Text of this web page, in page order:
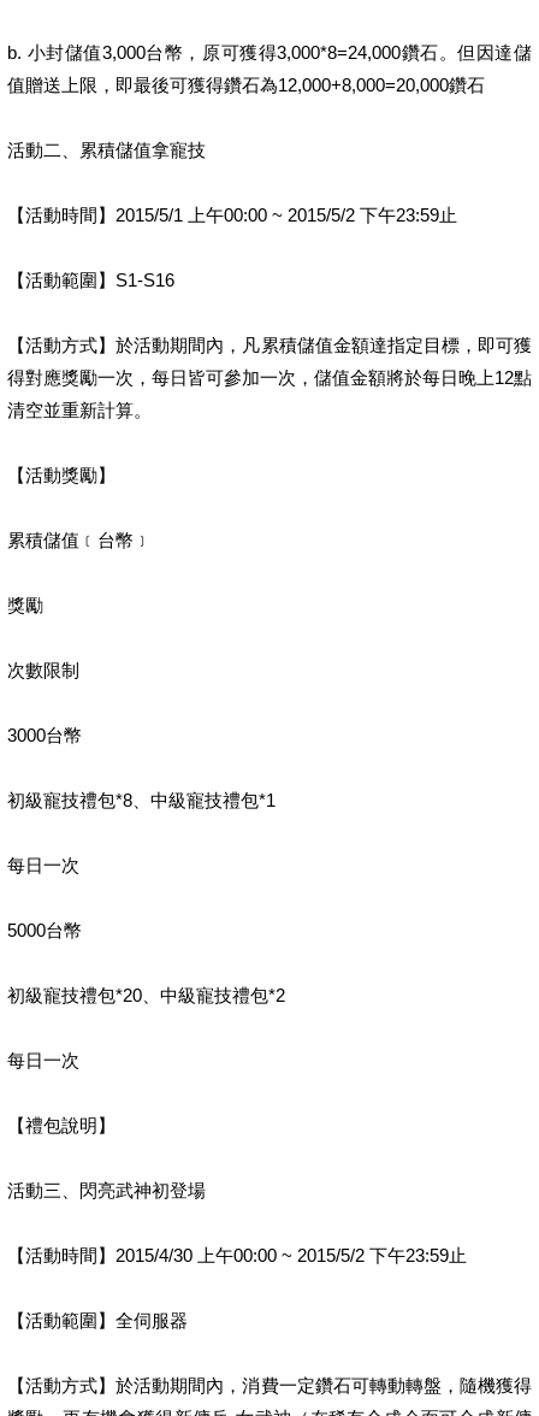
b. 小封儲值3,000台幣，原可獲得3,000*8=24,000鑽石。但因達儲
值贈送上限，即最後可獲得鑽石為12,000+8,000=20,000鑽石
活動二、累積儲值拿寵技
【活動時間】2015/5/1 上午00:00 ~ 2015/5/2 下午23:59止
【活動範圍】S1-S16
【活動方式】於活動期間內，凡累積儲值金額達指定目標，即可獲
得對應獎勵一次，每日皆可參加一次，儲值金額將於每日晚上12點
清空並重新計算。
【活動獎勵】
累積儲值﹝台幣﹞
獎勵
次數限制
3000台幣
初級寵技禮包*8、中級寵技禮包*1
每日一次
5000台幣
初級寵技禮包*20、中級寵技禮包*2
每日一次
【禮包說明】
活動三、閃亮武神初登場
【活動時間】2015/4/30 上午00:00 ~ 2015/5/2 下午23:59止
【活動範圍】全伺服器
【活動方式】於活動期間內，消費一定鑽石可轉動轉盤，隨機獲得